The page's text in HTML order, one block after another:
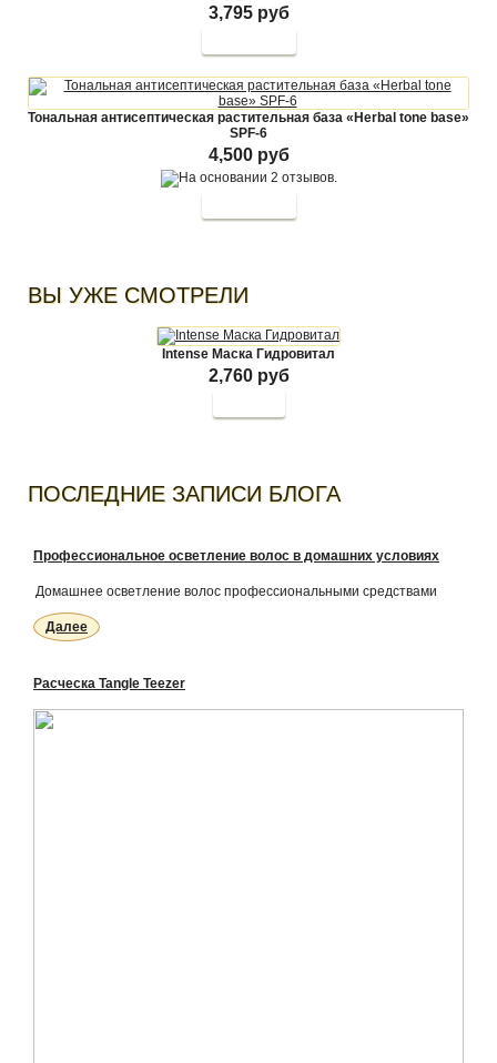
3,795 руб
Тональная антисептическая растительная база «Herbal tone base»
SPF-6
4,500 руб
ВЫ УЖЕ СМОТРЕЛИ
Intense Маска Гидровитал
2,760 руб
ПОСЛЕДНИЕ ЗАПИСИ БЛОГА
Профессиональное осветление волос в домашних условиях
Домашнее осветление волос профессиональными средствами
Далее
Расческа Tangle Teezer